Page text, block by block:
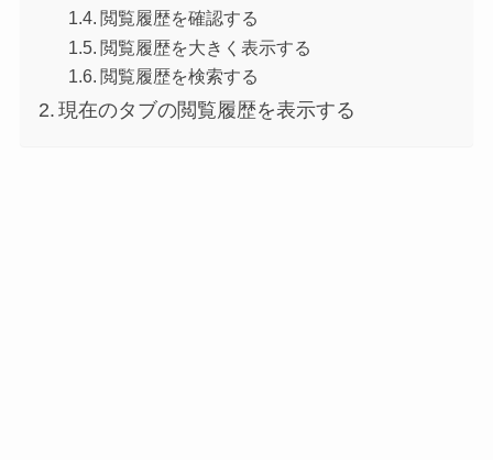
閲覧履歴を確認する
閲覧履歴を大きく表示する
閲覧履歴を検索する
現在のタブの閲覧履歴を表示する